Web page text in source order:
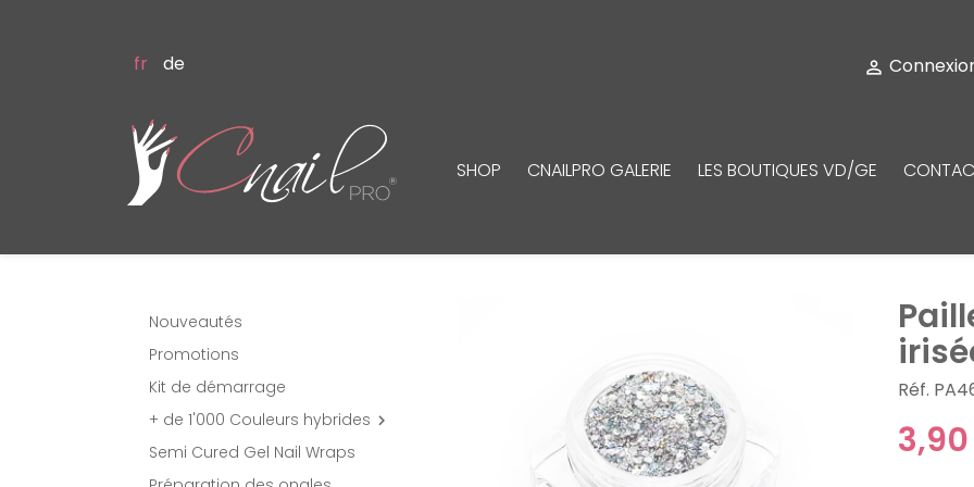
fr de 
SHOP CNAILPRO GALERIE LES BOUTIQUES VD/GE
Nouveautés
Promotions
Kit de démarrage
+ de 1'000 Couleurs hybrides 
Semi Cured Gel Nail Wraps
Réf.
3,90